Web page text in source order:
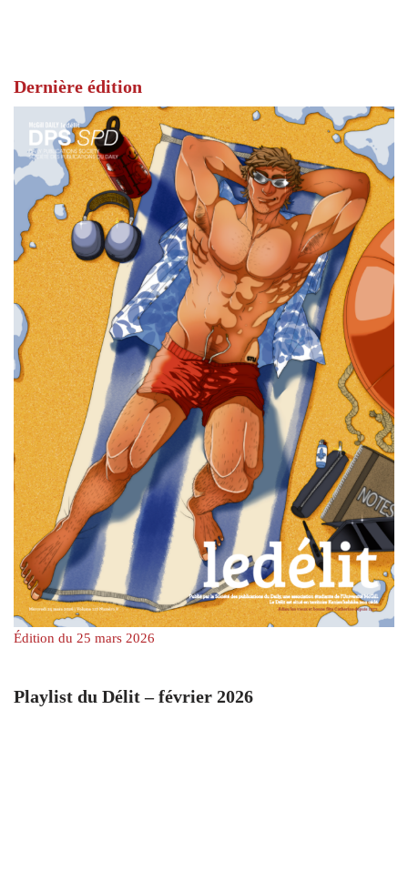
Dernière édition
Édition du 25 mars 2026
Playlist du Délit – février 2026